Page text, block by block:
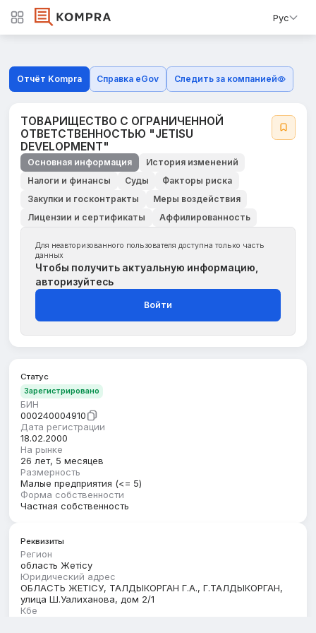
Рус
Отчёт Kompra Справка eGov Следить за компанией
ТОВАРИЩЕСТВО С ОГРАНИЧЕННОЙ
ОТВЕТСТВЕННОСТЬЮ "JETISU
DEVELOPMENT"
Основная информация
История изменений
Налоги и финансы
Суды
Факторы риска
Закупки и госконтракты
Меры воздействия
Лицензии и сертификаты
Аффилированность
Для неавторизованного пользователя доступна только часть
данных
Чтобы получить актуальную информацию,
авторизуйтесь
Войти
Статус
Зарегистрировано
БИН
000240004910
Дата регистрации
18.02.2000
На рынке
26 лет, 5 месяцев
Размерность
Малые предприятия (<= 5)
Форма собственности
Частная собственность
Реквизиты
Регион
область Жетісу
Юридический адрес
ОБЛАСТЬ ЖЕТІСУ, ТАЛДЫКОРГАН Г.А., Г.ТАЛДЫКОРГАН,
улица Ш.Уалиханова, дом 2/1
Кбе